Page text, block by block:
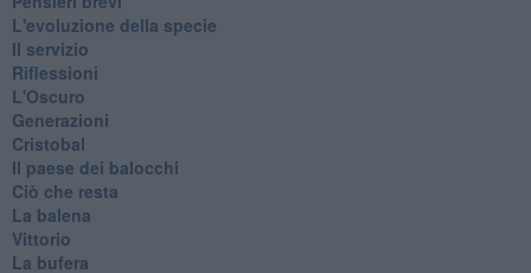
L'evoluzione della specie
Il servizio
Riflessioni
L'Oscuro
Generazioni
Cristobal
Il paese dei balocchi
Ciò che resta
La balena
Vittorio
La bufera